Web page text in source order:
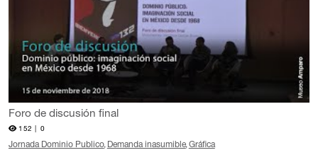
Foro de discusión final
152 | 0
Jornada Dominio Publico Demanda inasumible Gráfica